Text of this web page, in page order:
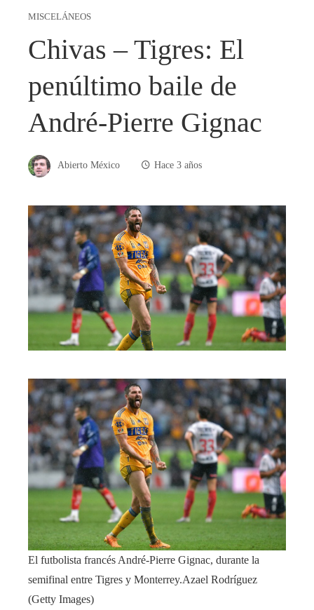
MISCELÁNEOS
Chivas – Tigres: El
penúltimo baile de
André-Pierre Gignac
Abierto México Hace 3 años
El futbolista francés André-Pierre Gignac, durante la
semifinal entre Tigres y Monterrey.Azael Rodríguez
(Getty Images)